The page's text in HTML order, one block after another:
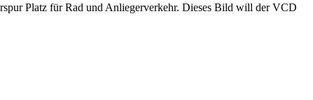
Platz für Rad und Anliegerverkehr. Dieses Bild will der VCD